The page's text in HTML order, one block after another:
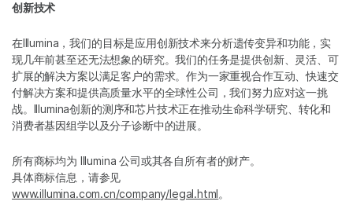
创新技术
在Illumina，我们的目标是应用创新技术来分析遗传变异和功能，实
现几年前甚至还无法想象的研究。我们的任务是提供创新、灵活、可
扩展的解决方案以满足客户的需求。作为一家重视合作互动、快速交
付解决方案和提供高质量水平的全球性公司，我们努力应对这一挑
战。Illumina创新的测序和芯片技术正在推动生命科学研究、转化和
消费者基因组学以及分子诊断中的进展。
所有商标均为 Illumina 公司或其各自所有者的财产。
具体商标信息，请参见
www.illumina.com.cn/company/legal.html。